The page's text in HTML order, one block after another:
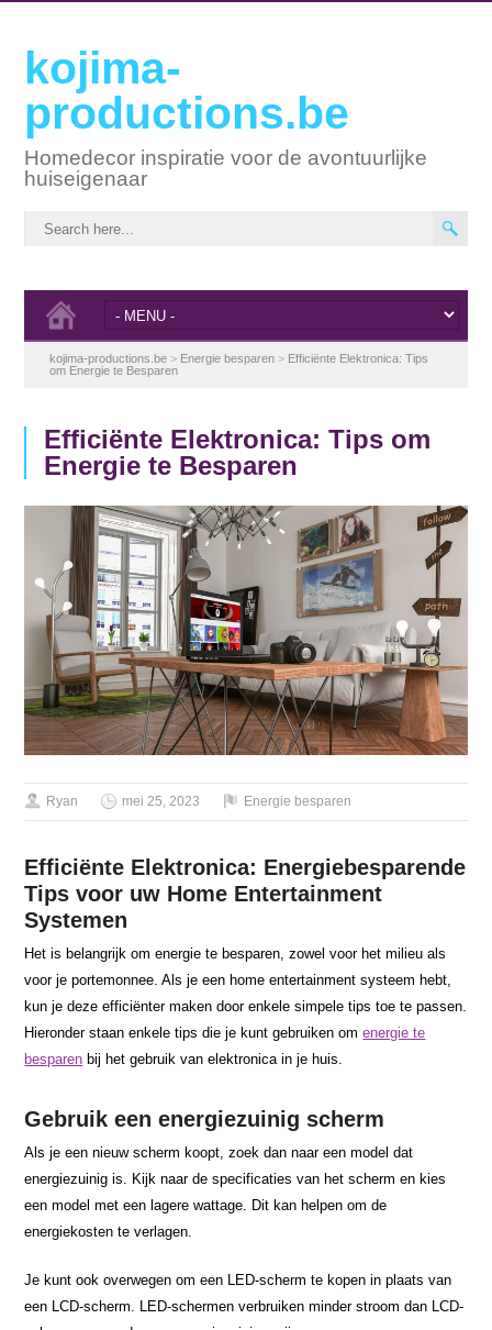
kojima-
productions.be
Homedecor inspiratie voor de avontuurlijke
huiseigenaar
kojima-productions.be > Energie besparen > Efficiënte Elektronica: Tips
om Energie te Besparen
Efficiënte Elektronica: Tips om
Energie te Besparen
Ryan mei 25, 2023 Energie besparen
Efficiënte Elektronica: Energiebesparende
Tips voor uw Home Entertainment
Systemen
Het is belangrijk om energie te besparen, zowel voor het milieu als
voor je portemonnee. Als je een home entertainment systeem hebt,
kun je deze efficiënter maken door enkele simpele tips toe te passen.
Hieronder staan enkele tips die je kunt gebruiken omenergie te
besparen bij het gebruik van elektronica in je huis.
Gebruik een energiezuinig scherm
Als je een nieuw scherm koopt, zoek dan naar een model dat
energiezuinig is. Kijk naar de specificaties van het scherm en kies
een model met een lagere wattage. Dit kan helpen om de
energiekosten te verlagen.
Je kunt ook overwegen om een LED-scherm te kopen in plaats van
een LCD-scherm. LED-schermen verbruiken minder stroom dan LCD-